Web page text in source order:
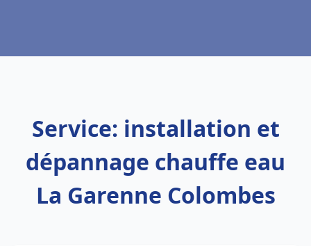
Service: installation et
dépannage chauffe eau
La Garenne Colombes